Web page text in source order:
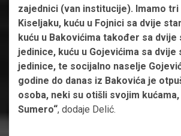
zajednici (van institucije). Imamo tri
Kiseljaku, kuću u Fojnici sa dvije
kuću u Bakovićima također sa dvije
jedinice, kuću u Gojevićima sa dvije
jedinice, te socijalno naselje
godine do danas iz Bakovića je
osoba, neki su otišli svojim kućama,
Sumero“, dodaje Delić.